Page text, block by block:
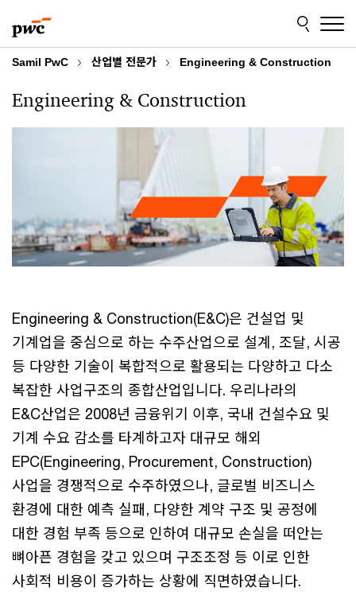
to
content
to
footer
Samil PwC 산업별 전문가 Engineering & Construction
Engineering & Construction
Engineering & Construction(E&C)은 건설업 및
기계업을 중심으로 하는 수주산업으로 설계, 조달, 시공
등 다양한 기술이 복합적으로 활용되는 다양하고 다소
복잡한 사업구조의 종합산업입니다. 우리나라의
E&C산업은 2008년 금융위기 이후, 국내 건설수요 및
기계 수요 감소를 타계하고자 대규모 해외
EPC(Engineering, Procurement, Construction)
사업을 경쟁적으로 수주하였으나, 글로벌 비즈니스
환경에 대한 예측 실패, 다양한 계약 구조 및 공정에
대한 경험 부족 등으로 인하여 대규모 손실을 떠안는
뼈아픈 경험을 갖고 있으며 구조조정 등 이로 인한
사회적 비용이 증가하는 상황에 직면하였습니다.